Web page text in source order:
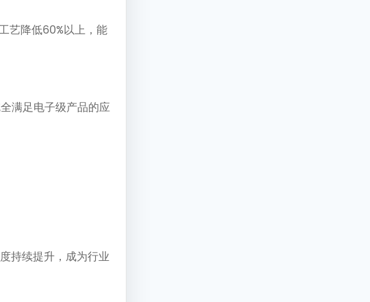
艺降低60%以上，能
满足电子级产品的应
持续提升，成为行业